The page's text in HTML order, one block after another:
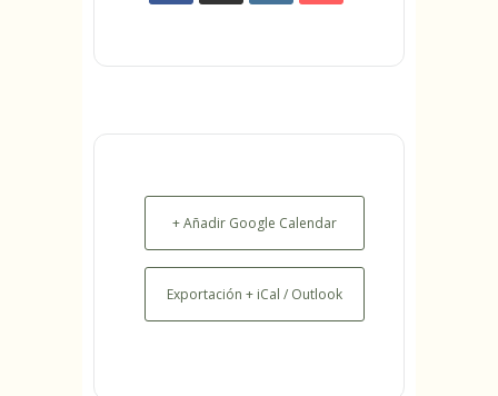
+ Añadir Google Calendar
Exportación + iCal / Outlook